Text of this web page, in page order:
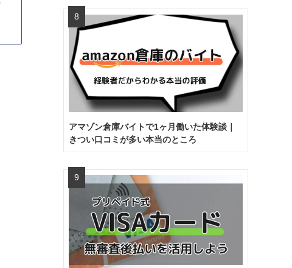
アマゾン倉庫バイトで1ヶ月働いた体験談｜
きつい口コミが多い本当のところ